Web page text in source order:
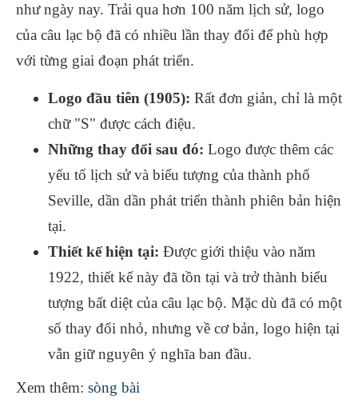
như ngày nay. Trải qua hơn 100 năm lịch sử, logo
của câu lạc bộ đã có nhiều lần thay đổi để phù hợp
với từng giai đoạn phát triển.
Logo đầu tiên (1905): Rất đơn giản, chỉ là một
chữ "S" được cách điệu.
Những thay đổi sau đó: Logo được thêm các
yếu tố lịch sử và biểu tượng của thành phố
Seville, dần dần phát triển thành phiên bản hiện
tại.
Thiết kế hiện tại: Được giới thiệu vào năm
1922, thiết kế này đã tồn tại và trở thành biểu
tượng bất diệt của câu lạc bộ. Mặc dù đã có một
số thay đổi nhỏ, nhưng về cơ bản, logo hiện tại
vẫn giữ nguyên ý nghĩa ban đầu.
Xem thêm: sòng bài